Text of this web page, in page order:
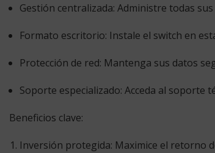
Gestión centralizada: Administre todas
Formato escritorio: Instale el switch en
Protección de red: Mantenga sus datos
Soporte especializado: Acceda al soporte
Beneficios clave:
Inversión protegida: Maximice el retorno